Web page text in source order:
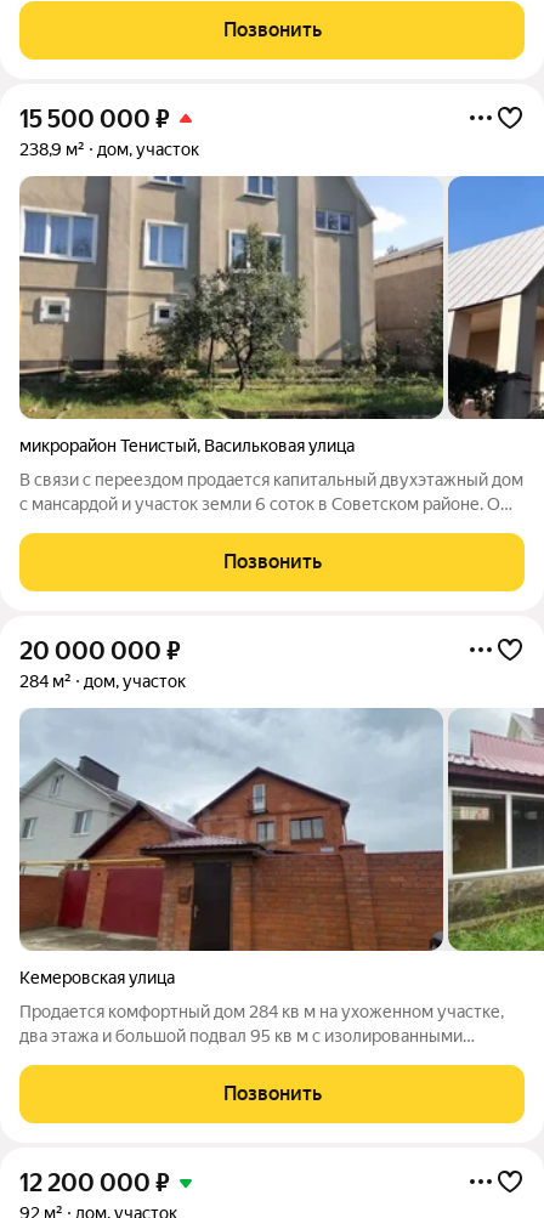
уютный и теплый, с современным ремонтом, мебель остается,
заходи и живи! Во дворе
Позвонить
15 500 000 ₽
238,9 м² дом, участок
микрорайон Тенистый, Васильковая улица
В связи с переездом продается капитальный двухэтажный дом
с мансардой и участок земли 6 соток в Советском районе. О
зacтpoйщик ДСK; - городская прописка (Советский район); -
необходимые
Позвонить
20 000 000 ₽
284 м² дом, участок
Кемеровская улица
Продается комфортный дом 284 кв м на ухоженном участке,
два этажа и большой подвал 95 кв м с изолированными
и гардеробную с теплым полом 6 кв, входную группу 35 кв,
кухню 23 кв, комнату 27,8 кв
Позвонить
12 200 000 ₽
92 м² дом, участок